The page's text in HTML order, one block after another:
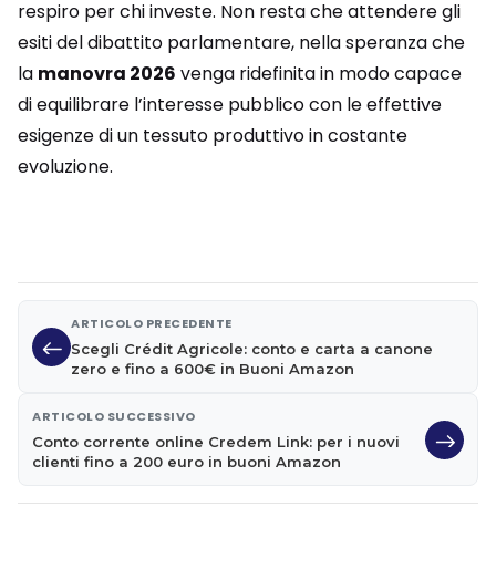
respiro per chi investe. Non resta che attendere gli
esiti del dibattito parlamentare, nella speranza che
la manovra 2026 venga ridefinita in modo capace
di equilibrare l’interesse pubblico con le effettive
esigenze di un tessuto produttivo in costante
evoluzione.
ARTICOLO PRECEDENTE
Scegli Crédit Agricole: conto e carta a canone
zero e fino a 600€ in Buoni Amazon
ARTICOLO SUCCESSIVO
Conto corrente online Credem Link: per i nuovi
clienti fino a 200 euro in buoni Amazon